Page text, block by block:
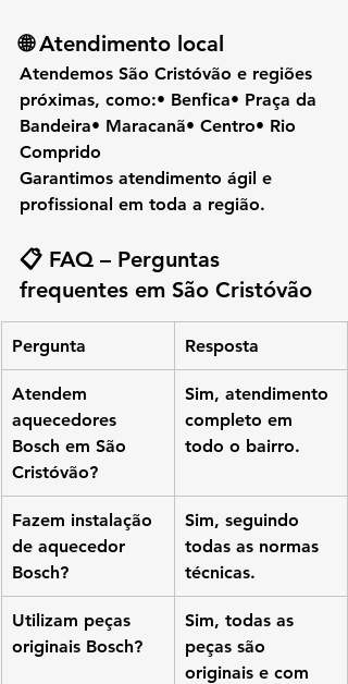
🌐 Atendimento local
Atendemos São Cristóvão e regiões
próximas, como:• Benfica• Praça da
Bandeira• Maracanã• Centro• Rio
Comprido
Garantimos atendimento ágil e
profissional em toda a região.
📋 FAQ – Perguntas
frequentes em São Cristóvão
Pergunta Resposta
Atendem
aquecedores
Bosch em São
Cristóvão?
Sim, atendimento
completo em
todo o bairro.
Fazem instalação
de aquecedor
Bosch?
Sim, seguindo
todas as normas
técnicas.
Utilizam peças
originais Bosch?
Sim, todas as
peças são
originais e com